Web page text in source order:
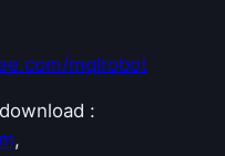
mqlrobot
:
,